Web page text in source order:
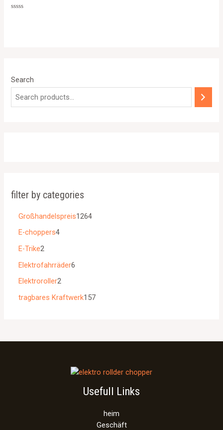
Search
filter by categories
Großhandelspreis1264
E-choppers4
E-Trike2
Elektrofahrräder6
Elektroroller2
tragbares Kraftwerk157
Usefull Links
heim
Geschäft